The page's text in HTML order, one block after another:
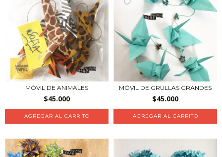
MÓVIL DE ANIMALES
$45.000
MÓVIL DE GRULLAS GRANDES
$45.000